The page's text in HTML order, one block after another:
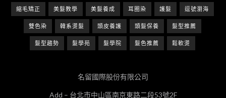
縮毛矯正 美髮教學 美髮養成 耳圈染 護髮 逗號瀏海
雙色染 韓系燙髮 頭皮養護 頭髮保養 髮型推薦
髮型趨勢 髮學苑 髮學院 髮色推薦 鬆軟燙
名留國際股份有限公司
Add – 台北市中山區南京東路二段53號2F